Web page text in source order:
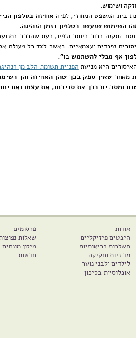
ושימוש.
בית המשפט המחוזי, לפיה אחיזה בטלפון
השימוש שנעשה בטלפון בזמן הנהיגה.
התקנה ברור ביותר ולפיו, בעת שהרכב
נפרדים ועצמאיים, כאשר לצד כל פעולה
אף מבלי להשתמש בו".
היא מניעת הפניית תשומת הלב מן
מאחר שאין ספק בכך שהן האחיזה והן
ומסכנים בכך את סביבתו, את עצמו ואת
אודות
היבטים פיזיקליים
השלכות בריאותיות
מדיניות וחקיקה
לילדים ולבני נוער
אוכלוסיות בסיכון
פרסומים
שאלות
מילון מונחים
חדשות